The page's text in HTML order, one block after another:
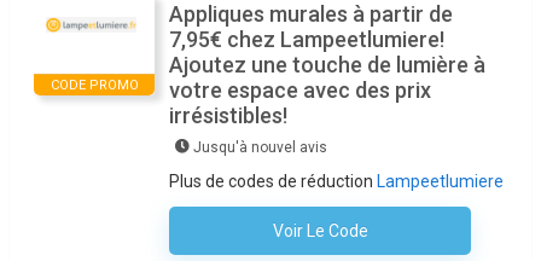
CODE PROMO
Appliques murales à partir de
7,95€ chez Lampeetlumiere!
Ajoutez une touche de lumière à
votre espace avec des prix
irrésistibles!
Jusqu'à nouvel avis
Plus de codes de réduction Lampeetlumiere
Voir Le Code
Aucun Code N'est Nécessaire